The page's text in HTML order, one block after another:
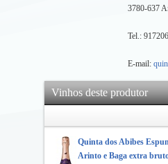
3780-637
Tel.:
E-mail:
Vinhos deste produtor
Quinta dos Abibes
Arinto e Baga extra